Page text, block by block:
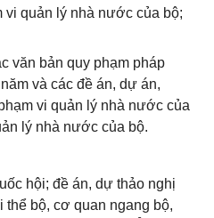
vi quản lý nhà nước của bộ;
văn bản quy phạm pháp
và các đề án, dự án,
vi quản lý nhà nước của
lý nhà nước của bộ.
hội; đề án, dự thảo nghị
thể bộ, cơ quan ngang bộ,